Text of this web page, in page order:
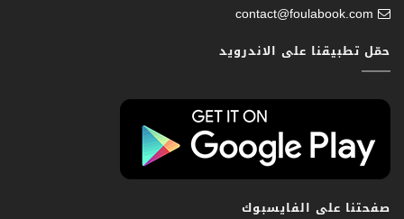
contact@foulabook.com
حمّل تطبيقنا على الاندرويد
صفحتنا على الفايسبوك